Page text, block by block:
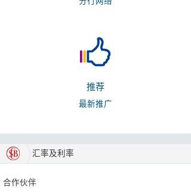
推荐
最新推广
汇率及利率
合作伙伴